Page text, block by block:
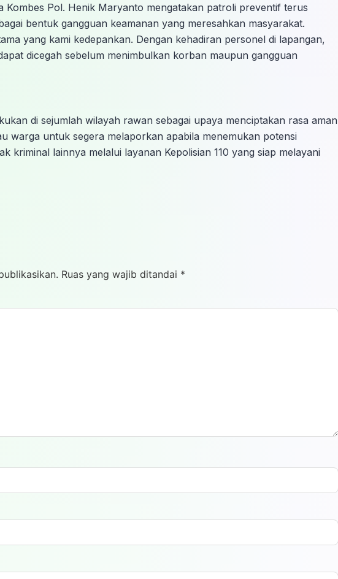
Kombes Pol. Henik Maryanto mengatakan patroli preventif terus
bentuk gangguan keamanan yang meresahkan masyarakat.
yang kami kedepankan. Dengan kehadiran personel di lapangan,
dicegah sebelum menimbulkan korban maupun gangguan
di sejumlah wilayah rawan sebagai upaya menciptakan rasa aman
warga untuk segera melaporkan apabila menemukan potensi
kriminal lainnya melalui layanan Kepolisian 110 yang siap melayani
Ruas yang wajib ditandai *